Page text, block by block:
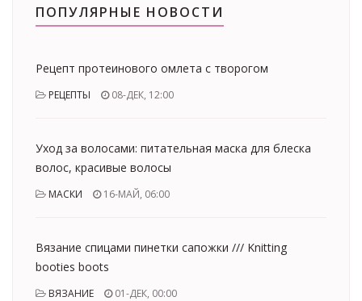
ПОПУЛЯРНЫЕ НОВОСТИ
Рецепт протеинового омлета с творогом
РЕЦЕПТЫ 08-ДЕК, 12:00
Уход за волосами: питательная маска для блеска
волос, красивые волосы
МАСКИ 16-МАЙ, 06:00
Вязание спицами пинетки сапожки /// Knitting
booties boots
ВЯЗАНИЕ 01-ДЕК, 00:00